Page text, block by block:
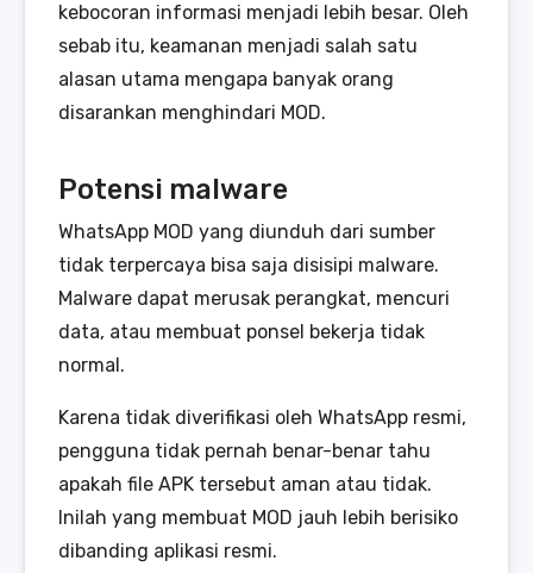
kebocoran informasi menjadi lebih besar. Oleh
sebab itu, keamanan menjadi salah satu
alasan utama mengapa banyak orang
disarankan menghindari MOD.
Potensi malware
WhatsApp MOD yang diunduh dari sumber
tidak terpercaya bisa saja disisipi malware.
Malware dapat merusak perangkat, mencuri
data, atau membuat ponsel bekerja tidak
normal.
Karena tidak diverifikasi oleh WhatsApp resmi,
pengguna tidak pernah benar-benar tahu
apakah file APK tersebut aman atau tidak.
Inilah yang membuat MOD jauh lebih berisiko
dibanding aplikasi resmi.